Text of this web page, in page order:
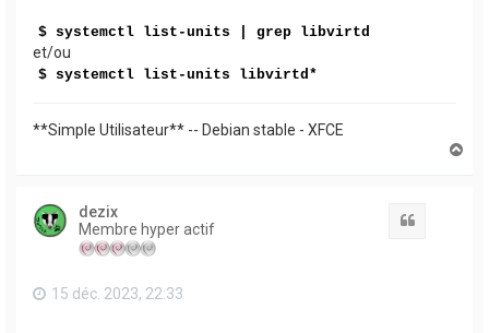
$ systemctl list-units | grep libvirtd
et/ou
$ systemctl list-units libvirtd*
**Simple Utilisateur** -- Debian stable - XFCE
dezix
Membre hyper actif
15 déc. 2023, 22:33